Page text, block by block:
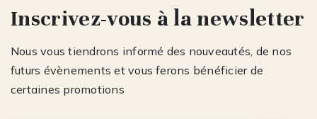
Inscrivez-vous à la newsletter
Nous vous tiendrons informé des nouveautés, de nos
futurs évènements et vous ferons bénéficier de
certaines promotions